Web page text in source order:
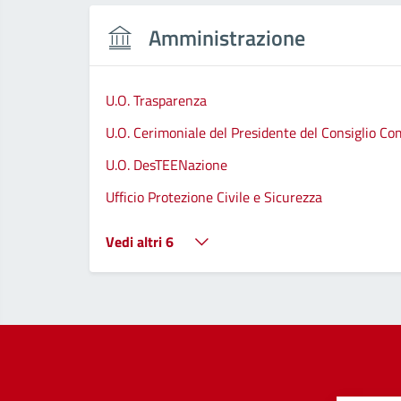
Amministrazione
U.O. Trasparenza
U.O. Cerimoniale del Presidente del Consiglio
U.O. DesTEENazione
Ufficio Protezione Civile e Sicurezza
Vedi altri 6